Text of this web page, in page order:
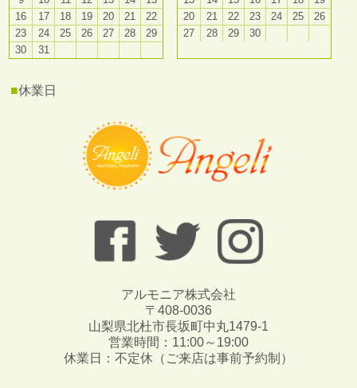
16
17 18 19 20 21
22
23
24 25 26 27 28
29
30
31
20
21 22 23 24 25
26
27
28 29 30
■休業日
アルモニア株式会社
〒408-0036
山梨県北杜市長坂町中丸1479-1
営業時間：11:00～19:00
休業日：不定休（ご来店は事前予約制）